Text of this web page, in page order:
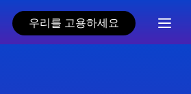
우리를 고용하세요